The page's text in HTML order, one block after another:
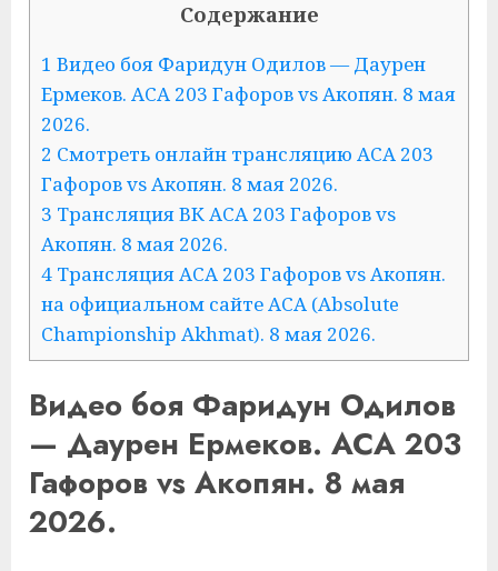
Содержание
1 Видео боя Фаридун Одилов — Даурен
Ермеков. ACA 203 Гафоров vs Акопян. 8 мая
2026.
2 Смотреть онлайн трансляцию ACA 203
Гафоров vs Акопян. 8 мая 2026.
3 Трансляция ВК ACA 203 Гафоров vs
Акопян. 8 мая 2026.
4 Трансляция ACA 203 Гафоров vs Акопян.
на официальном сайте ACA (Absolute
Championship Akhmat). 8 мая 2026.
Видео боя Фаридун Одилов
— Даурен Ермеков. ACA 203
Гафоров vs Акопян. 8 мая
2026.